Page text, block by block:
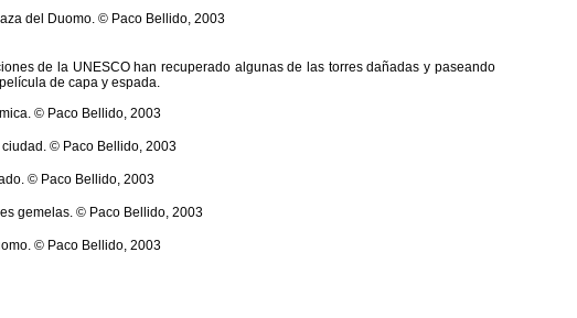
de la UNESCO han recuperado algunas de las torres dañadas y paseando
de capa y espada.